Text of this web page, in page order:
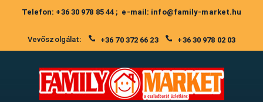
Telefon: +36 30 978 85 44 ; e-mail: info@family-market.hu
Vevőszolgálat: +36 70 372 66 23 +36 30 978 02 03